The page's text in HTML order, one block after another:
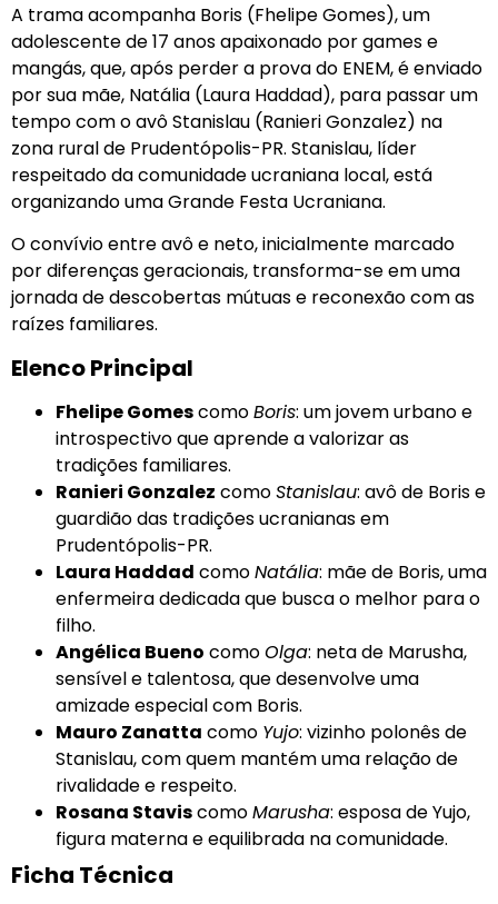
A trama acompanha Boris (Fhelipe Gomes), um
adolescente de 17 anos apaixonado por games e
mangás, que, após perder a prova do ENEM, é enviado
por sua mãe, Natália (Laura Haddad), para passar um
tempo com o avô Stanislau (Ranieri Gonzalez) na
zona rural de Prudentópolis-PR. Stanislau, líder
respeitado da comunidade ucraniana local, está
organizando uma Grande Festa Ucraniana.
O convívio entre avô e neto, inicialmente marcado
por diferenças geracionais, transforma-se em uma
jornada de descobertas mútuas e reconexão com as
raízes familiares.
Elenco Principal
Fhelipe GomescomoBoris: um jovem urbano e
introspectivo que aprende a valorizar as
tradições familiares.
Ranieri Gonzalez comoStanislau: avô de Boris e
guardião das tradições ucranianas em
Prudentópolis-PR.
Laura Haddad comoNatália: mãe de Boris, uma
enfermeira dedicada que busca o melhor para o
filho.
Angélica Bueno comoOlga: neta de Marusha,
sensível e talentosa, que desenvolve uma
amizade especial com Boris.
Mauro Zanatta como Yujo: vizinho polonês de
Stanislau, com quem mantém uma relação de
rivalidade e respeito.
Rosana StaviscomoMarusha: esposa de Yujo,
figura materna e equilibrada na comunidade.
Ficha Técnica